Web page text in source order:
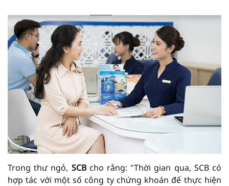
Trong thư ngỏ, SCBcho rằng: "Thời gian qua, SCB có
hợp tác với một số công ty chứng khoán để thực hiện